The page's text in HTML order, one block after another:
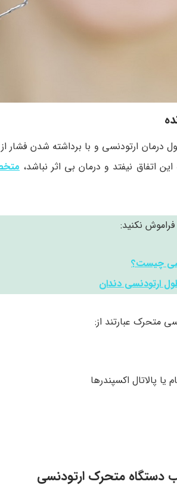
درمان ارتودنسی و با برداشته شدن فشار
اتفاق نیفتد و درمان بی اثر نباشد،
نکنید:
چیست؟
ارتودنسی دندان
متحرک عبارتند از:
پالاتال اکسپندرها
دستگاه متحرک ارتودنسی